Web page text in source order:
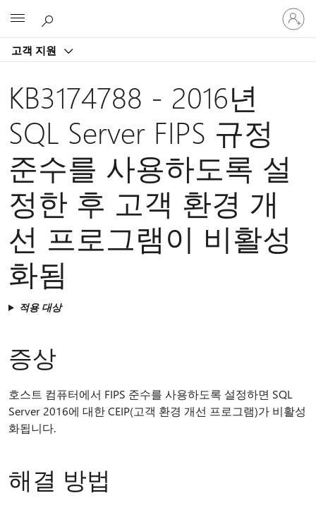
고객 지원
귀
하
계
KB3174788 - 2016년
SQL Server FIPS 규정
준수를 사용하도록 설
정한 후 고객 환경 개
선 프로그램이 비활성
화됨
적용 대상
증상
호스트 컴퓨터에서 FIPS 준수를 사용하도록 설정하면 SQL
Server 2016에 대한 CEIP(고객 환경 개선 프로그램)가 비활성
화됩니다.
해결 방법